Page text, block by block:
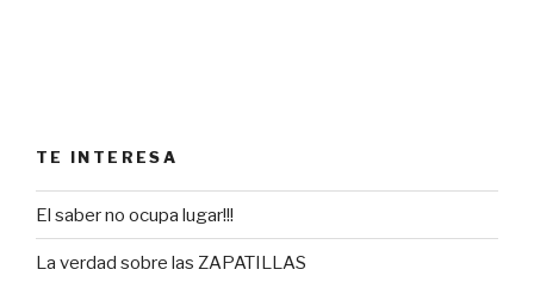
TE INTERESA
El saber no ocupa lugar!!!
La verdad sobre las ZAPATILLAS